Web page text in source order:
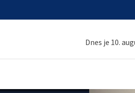
Dnes je 10.